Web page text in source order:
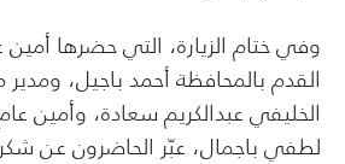
وفي ختام الزيارة، التي حضرها أمين
القدم بالمحافظة أحمد باجيل،
الخليفي عبدالكريم سعادة، وأمين
لطفي باجمال، عبّر الحاضرون عن